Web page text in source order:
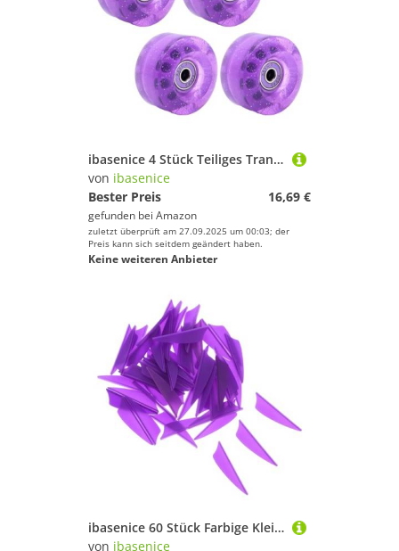
ibasenice 4 Stück Teiliges Transparente Hochelastische Pu räder für Rollschuhe Ersatzrollen für Inline Skates und Freizeitskaten Verschleißfest und Einfach zu Montieren Geeignet für
von ibasenice
Bester Preis
16,69 €
gefunden bei Amazon
zuletzt überprüft am 27.09.2025 um 00:03; der
Preis kann sich seitdem geändert haben.
Keine weiteren Anbieter
ibasenice 60 Stück Farbige Kleine Federn Pfeilbefiederung Leichte Pfeilfedern Integrierte Bogenschießschwänze Kunststoff Bogenschießfedern Pfeilbefiederung Kunststoff Praktische
von ibasenice